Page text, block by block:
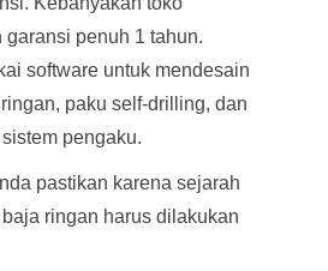
garansi penuh 1 tahun.
software untuk mendesain
paku self-drilling, dan
pengaku.
pastikan karena sejarah
ringan harus dilakukan